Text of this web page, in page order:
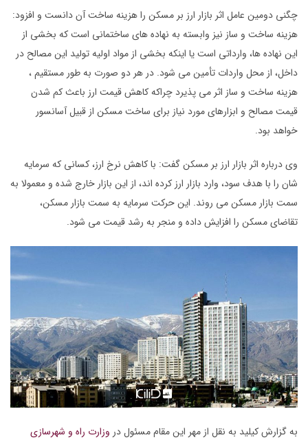
چگنی دومین عامل اثر بازار ارز بر مسکن را هزینه ساخت آن دانست و افزود:
هزینه ساخت و ساز نیز وابسته به نهاده های ساختمانی است که بخشی از
این نهاده ها، وارداتی است یا اینکه بخشی از مواد اولیه تولید این مصالح در
داخل، از محل واردات تأمین می شود. در هر دو صورت به طور مستقیم ،
هزینه ساخت و ساز اثر می پذیرد چراکه کاهش قیمت ارز باعث کم شدن
قیمت مصالح و ابزارهای مورد نیاز برای ساخت مسکن از قبیل آسانسور
خواهد بود.
وی درباره اثر بازار ارز بر مسکن گفت: با کاهش نرخ ارز، کسانی که سرمایه
شان را با هدف سود، وارد بازار ارز کرده اند، از این بازار خارج شده و معمولا به
سمت بازار مسکن می روند. این حرکت سرمایه به سمت بازار مسکن،
تقاضای مسکن را افزایش داده و منجر به رشد قیمت می شود.
به گزارش کیلید به نقل از مهر این مقام مسئول در وزارت راه و شهرسازی